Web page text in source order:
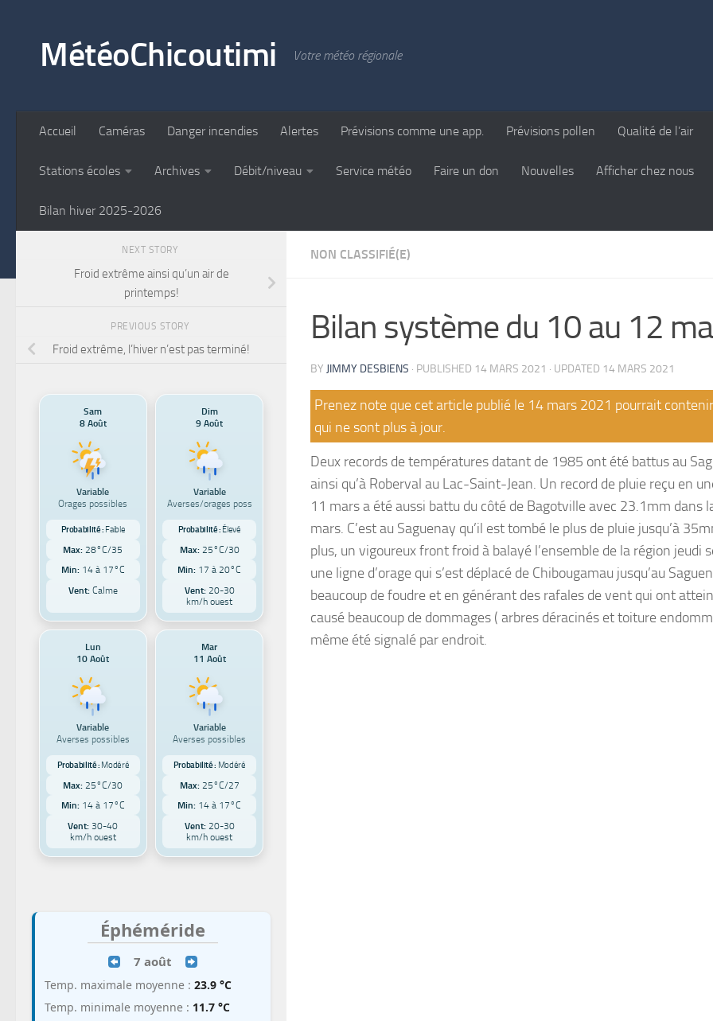
MétéoChicoutimi Votre météo régionale
Accueil Caméras Danger incendies Alertes Prévisions comme une app. Prévisions pollen Qualité de l’air
Stations écoles Archives Débit/niveau Service météo Faire un don Nouvelles Afficher chez nous
Bilan hiver 2025-2026
NON CLASSIFIÉ(E)
Bilan système du 10 au 12
BY JIMMY DESBIENS · PUBLISHED 14 MARS 2021 · UPDATED 14 MARS 2021
Prenez note que cet article publié le 14 mars 2021 pourrait
qui ne sont plus à jour.
Deux records de températures datant de 1985 ont été battus au
ainsi qu’à Roberval au Lac-Saint-Jean. Un record de pluie reçu en
11 mars a été aussi battu du côté de Bagotville avec 23.1mm dans
mars. C’est au Saguenay qu’il est tombé le plus de pluie jusqu’à
plus, un vigoureux front froid à balayé l’ensemble de la région jeudi
une ligne d’orage qui s’est déplacé de Chibougamau jusqu’au
beaucoup de foudre et en générant des rafales de vent qui ont
causé beaucoup de dommages ( arbres déracinés et toiture
même été signalé par endroit.
NEXT STORY
Froid extrême ainsi qu’un air de
printemps!
PREVIOUS STORY
Froid extrême, l’hiver n’est pas terminé!
Sam
8 Août
Variable
Orages possibles
Probabilité : Faible
Max: 28°C/35
Min: 14 à 17°C
Vent:Calme
Dim
9 Août
Variable
Averses/orages poss
Probabilité : Élevé
Max: 25°C/30
Min: 17 à 20°C
Vent:20-30
km/h ouest
Lun
10 Août
Variable
Averses possibles
Probabilité : Modéré
Max: 25°C/30
Min: 14 à 17°C
Vent: 30-40
km/h ouest
Mar
11 Août
Variable
Averses possibles
Probabilité : Modéré
Max: 25°C/27
Min: 14 à 17°C
Vent:20-30
km/h ouest
Éphéméride
7 août
Temp. maximale moyenne : 23.9 °C
Temp. minimale moyenne : 11.7 °C